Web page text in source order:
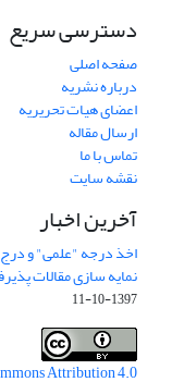
دسترسی سریع
صفحه اصلی
درباره نشریه
اعضای هیات تحریریه
ارسال مقاله
تماس با ما
نقشه سایت
آخرین اخبار
اخذ درجه "علمی" و
نمایه سازی مقالات
1397-10-11
Attribution 4.0